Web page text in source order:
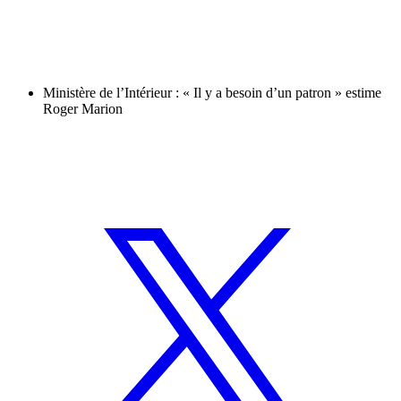
Ministère de l’Intérieur : « Il y a besoin d’un patron » estime
Roger Marion